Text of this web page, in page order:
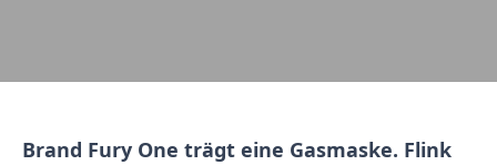
Brand Fury One trägt eine Gasmaske. Flink